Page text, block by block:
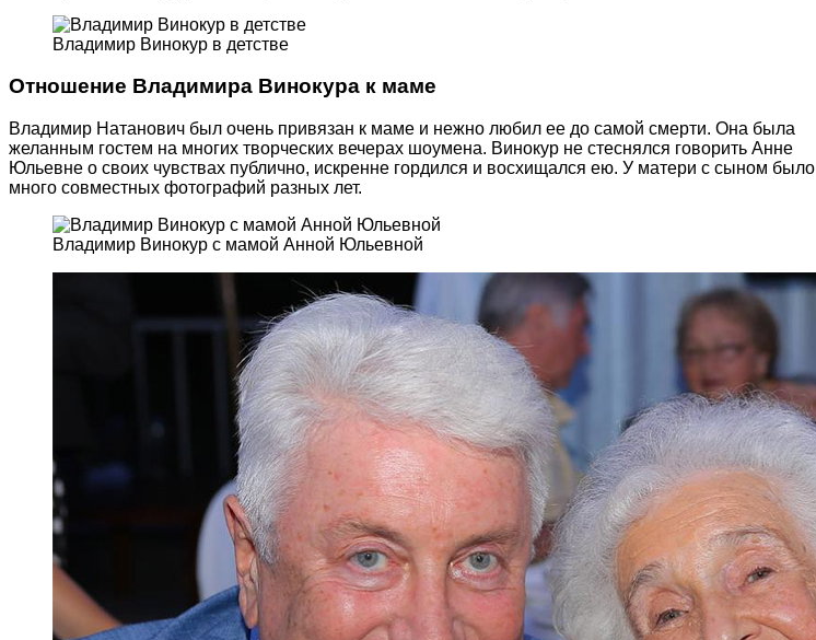
Владимир Винокур в детстве
Отношение Владимира Винокура к маме
Владимир Натанович был очень привязан к маме и нежно любил ее до самой смерти. Она была
желанным гостем на многих творческих вечерах шоумена. Винокур не стеснялся говорить Анне
Юльевне о своих чувствах публично, искренне гордился и восхищался ею. У матери с сыном было
много совместных фотографий разных лет.
Владимир Винокур с мамой Анной Юльевной